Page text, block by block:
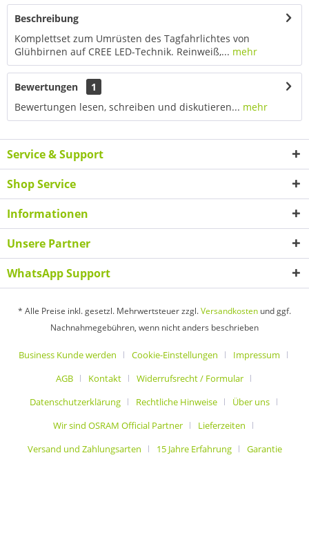
Beschreibung
Komplettset zum Umrüsten des Tagfahrlichtes von
Glühbirnen auf CREE LED-Technik. Reinweiß,... mehr
Bewertungen
1
Bewertungen lesen, schreiben und diskutieren... mehr
Service & Support
Shop Service
Informationen
Unsere Partner
WhatsApp Support
* Alle Preise inkl. gesetzl. Mehrwertsteuer zzgl.Versandkosten und ggf.
Nachnahmegebühren, wenn nicht anders beschrieben
Business Kunde werden Cookie-Einstellungen
Impressum
AGB
Kontakt
Widerrufsrecht / Formular
Datenschutzerklärung
Rechtliche Hinweise
Über uns
Wir sind OSRAM Official Partner
Lieferzeiten
Versand und Zahlungsarten
15 Jahre Erfahrung Garantie